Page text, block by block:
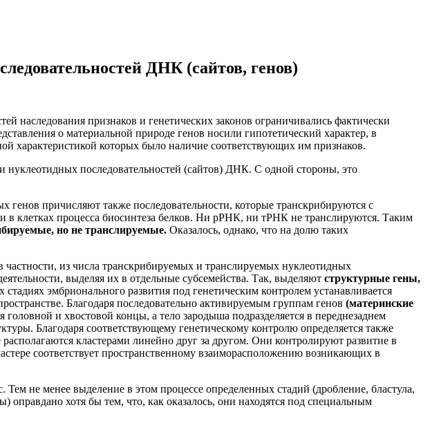
ДНК (сайтов, генов)
наследования признаков и генетических законов ограничивались фактически
о материальной природе генов носили гипотетический характер, в
характеристикой которых было наличие соответствующих им признаков.
нуклеотидных последовательностей (сайтов) ДНК. С одной стороны, это
причисляют также последовательности, которые транскрибируются с
клетках процесса биосинтеза белков. Ни рРНК, ни тРНК не транслируются. Таким
но не транслируемые. Оказалось, однако, что на долю таких
частности, из числа транскрибируемых и транслируемых нуклеотидных
выделяя их в отдельные субсемейства. Так, выделяют структурные гены,
эмбрионального развития под генетическим контролем устанавливается
Благодаря последовательно активируемым группам генов (материнские
и хвостовой концы, а тело зародыша подразделяется в переднезаднем
Благодаря соответствующему генетическому контролю определяется также
располагаются кластерами линейно друг за другом. Они контролируют развитие в
соответствует пространственному взаиморасположению возникающих в
не менее выделение в этом процессе определенных стадий (дробление, бластула,
оправдано хотя бы тем, что, как оказалось, они находятся под специальным